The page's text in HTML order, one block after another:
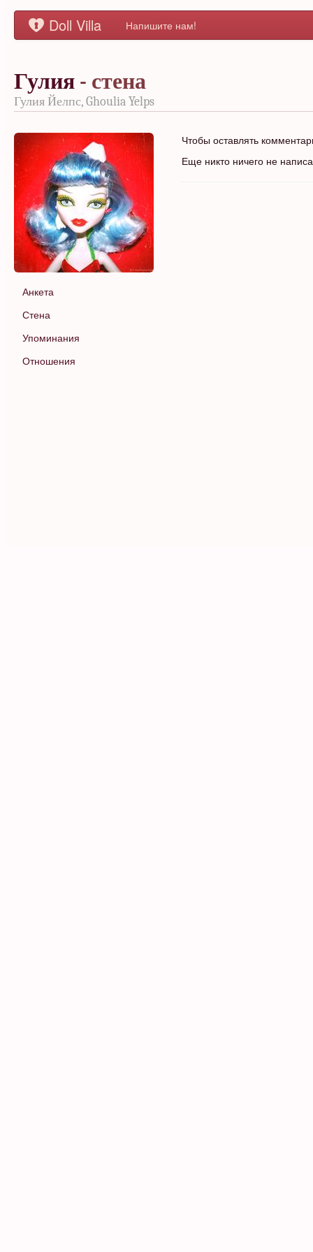
Doll Villa Напишите нам!
Гулия - стена
Гулия Йелпс, Ghoulia Yelps
Анкета
Стена
Упоминания
Отношения
Чтобы оставлять
Еще никто ничего не